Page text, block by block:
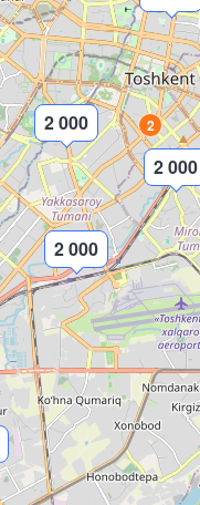
2 000
2 000
2 000
2